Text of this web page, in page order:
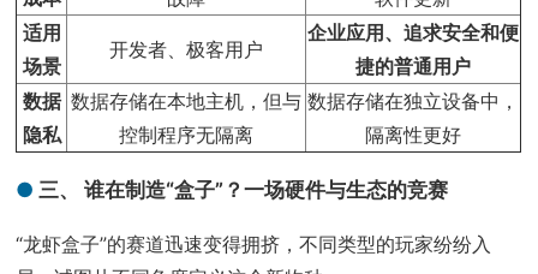
适用
场景
开发者、极客用户
企业应用、追求安全和便
捷的普通用户
数据
隐私
数据存储在本地主机，但与
控制程序无隔离
数据存储在独立设备中，
隔离性更好
三、 谁在制造“盒子”？一场硬件与生态的竞赛
“龙虾盒子”的赛道迅速变得拥挤，不同类型的玩家纷纷入